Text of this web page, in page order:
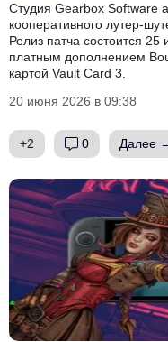
Студия Gearbox Software
кооперативного лутер-
Релиз патча состоится
платным дополнением
картой Vault Card 3.
20 июня 2026 в 09:38
+2 0 Далее